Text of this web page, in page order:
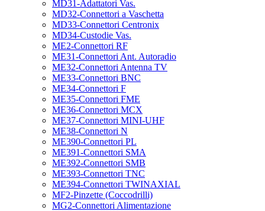
MD31-Adattatori Vas.
MD32-Connettori a Vaschetta
MD33-Connettori Centronix
MD34-Custodie Vas.
ME2-Connettori RF
ME31-Connettori Ant. Autoradio
ME32-Connettori Antenna TV
ME33-Connettori BNC
ME34-Connettori F
ME35-Connettori FME
ME36-Connettori MCX
ME37-Connettori MINI-UHF
ME38-Connettori N
ME390-Connettori PL
ME391-Connettori SMA
ME392-Connettori SMB
ME393-Connettori TNC
ME394-Connettori TWINAXIAL
MF2-Pinzette (Coccodrilli)
MG2-Connettori Alimentazione